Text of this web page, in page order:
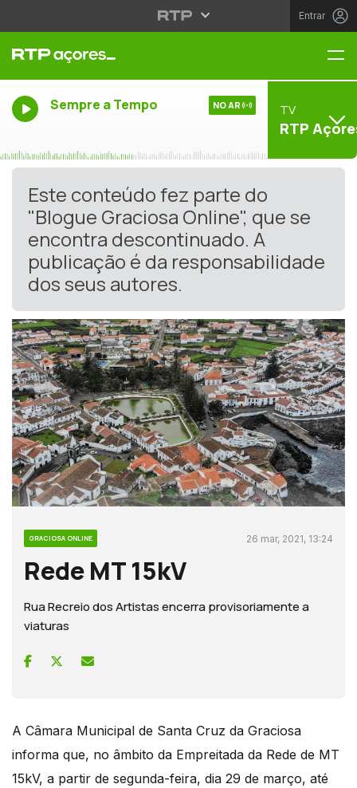
Entrar
Sempre a Tempo NO AR TV
RTP
Este conteúdo fez parte do
"Blogue Graciosa Online", que se
encontra descontinuado. A
publicação é da responsabilidade
dos seus autores.
GRACIOSA ONLINE 26 mar, 2021, 13:24
Rede MT 15kV
Rua Recreio dos Artistas encerra provisoriamente a
viaturas
A Câmara Municipal de Santa Cruz da Graciosa
informa que, no âmbito da Empreitada da Rede de MT
15kV, a partir de segunda-feira, dia 29 de março, até